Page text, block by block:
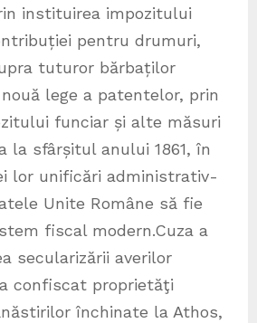
instituirea impozitului
pentru drumuri,
tuturor bărbaților
lege a patentelor, prin
funciar și alte măsuri
la sfârșitul anului 1861, în
lor unificări administrativ-
Unite Române să fie
fiscal modern.Cuza a
secularizării averilor
confiscat proprietăţi
închinate la Athos,